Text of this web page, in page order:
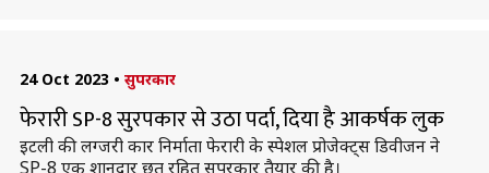
24 Oct 2023 • सुपरकार
फेरारी SP-8 सुरपकार से उठा पर्दा, दिया है आकर्षक लुक
इटली की लग्जरी कार निर्माता फेरारी के स्पेशल प्रोजेक्ट्स डिवीजन ने
SP-8 एक शानदार छत रहित सुपरकार तैयार की है।